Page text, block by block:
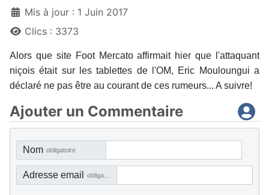
Mis à jour : 1 Juin 2017
Clics : 3373
Alors que site Foot Mercato affirmait hier que l'attaquant
niçois était sur les tablettes de l'OM, Eric Mouloungui a
déclaré ne pas être au courant de ces rumeurs... A suivre!
Ajouter un Commentaire
Nom obligatoire
Adresse email